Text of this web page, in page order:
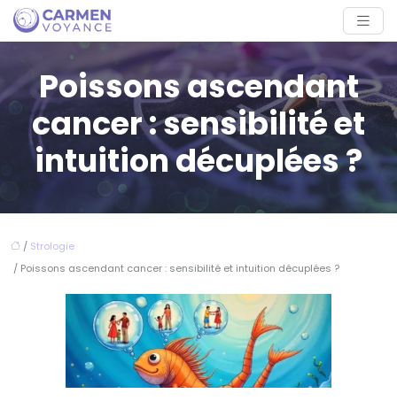
Poissons ascendant
cancer : sensibilité et
intuition décuplées ?
/ Strologie
/ Poissons ascendant cancer : sensibilité et intuition décuplées ?